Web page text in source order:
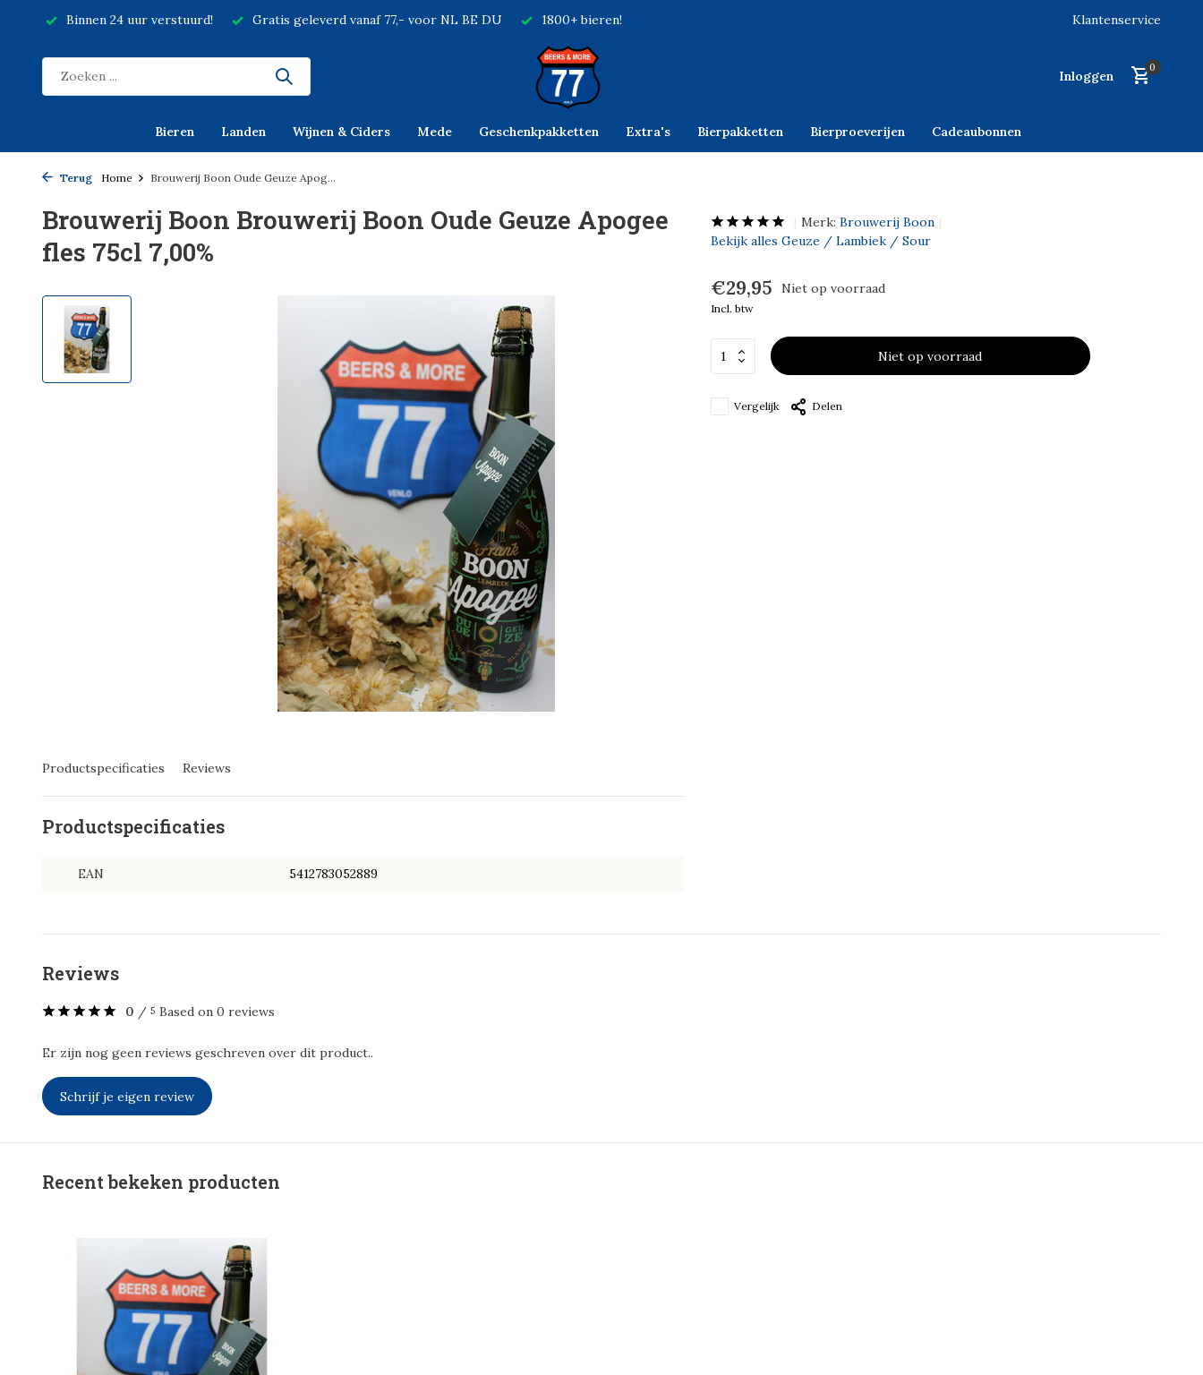
Binnen 24 uur verstuurd! Gratis geleverd vanaf 77,- voor NL BE DU 1800+ bieren! Klantenservice
Inloggen
0
Bieren Landen Wijnen & Ciders Mede Geschenkpakketten Extra's Bierpakketten Bierproeverijen Cadeaubonnen
Terug Home Brouwerij Boon Oude Geuze Apog...
Brouwerij Boon Brouwerij Boon Oude Geuze Apogee
fles 75cl 7,00%
Productspecificaties Reviews
Productspecificaties
EAN 5412783052889
Merk: Brouwerij Boon
Bekijk alles Geuze / Lambiek / Sour
€29,95 Niet op voorraad
Incl. btw
Niet op voorraad
Vergelijk Delen
Reviews
0 / 5 Based on 0 reviews
Er zijn nog geen reviews geschreven over dit product..
Schrijf je eigen review
Recent bekeken producten